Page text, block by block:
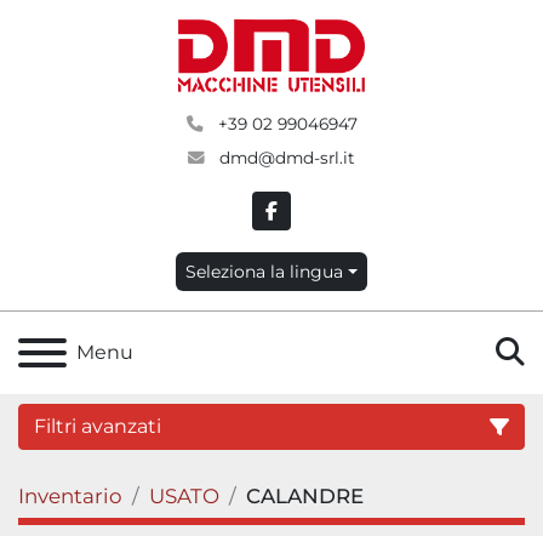
+39 02 99046947
dmd@dmd-srl.it
facebook
Seleziona la lingua
Menu
Filtri avanzati
Categoria
Inventario USATO CALANDRE